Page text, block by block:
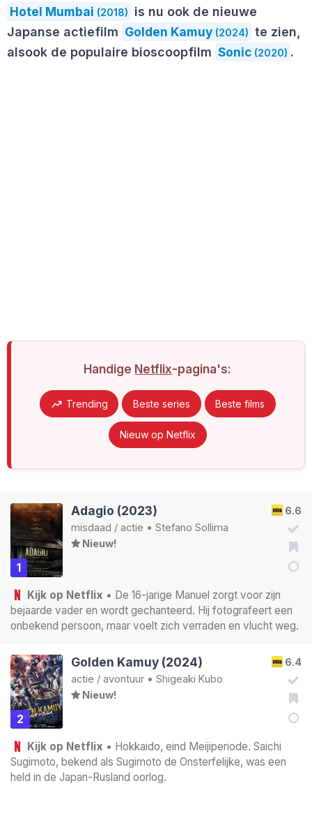
Hotel Mumbai (2018)
is nu ook de nieuwe
Japanse actiefilm Golden Kamuy (2024) te zien,
alsook de populaire bioscoopfilm Sonic (2020) .
Handige Netflix-pagina's:
Trending Beste series Beste films
Nieuw op Netflix
1
6.6
Adagio (2023)
misdaad / actie • Stefano Sollima
Nieuw!
Kijk op Netflix • De 16-jarige Manuel zorgt voor zijn
bejaarde vader en wordt gechanteerd. Hij fotografeert een
onbekend persoon, maar voelt zich verraden en vlucht weg.
2
6.4
Golden Kamuy (2024)
actie / avontuur • Shigeaki Kubo
Nieuw!
Kijk op Netflix • Hokkaido, eind Meijiperiode. Saichi
Sugimoto, bekend als Sugimoto de Onsterfelijke, was een
held in de Japan-Rusland oorlog.